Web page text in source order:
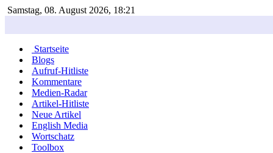
Samstag, 08. August 2026, 18:21
Startseite
Blogs
Aufruf-Hitliste
Kommentare
Medien-Radar
Artikel-Hitliste
Neue Artikel
English Media
Wortschatz
Toolbox